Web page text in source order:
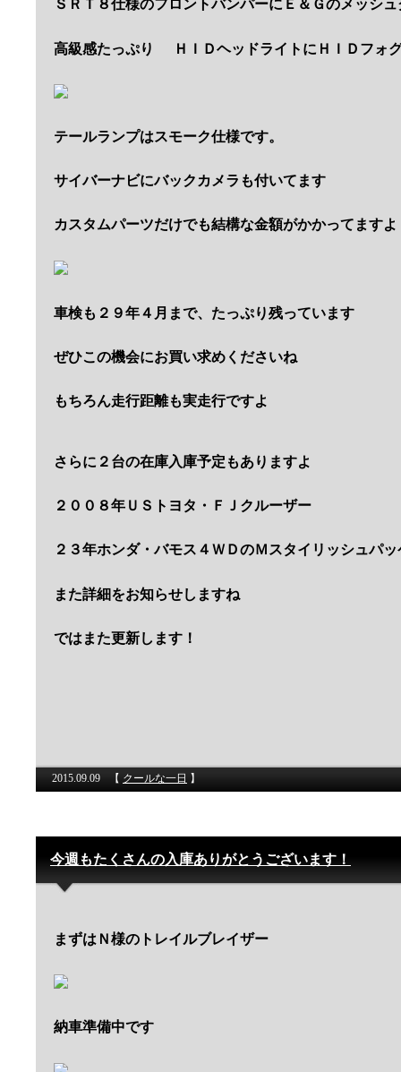
ＳＲＴ８仕様のフロントバンパーにＥ＆Ｇのメッシュ
高級感たっぷり ＨＩＤヘッドライトにＨＩＤフォ
テールランプはスモーク仕様です。
サイバーナビにバックカメラも付いてます
カスタムパーツだけでも結構な金額がかかってますよ
車検も２９年４月まで、たっぷり残っています
ぜひこの機会にお買い求めくださいね
もちろん走行距離も実走行ですよ
さらに２台の在庫入庫予定もありますよ
２００８年ＵＳトヨタ・ＦＪクルーザー
２３年ホンダ・バモス４ＷＤのＭスタイリッシュパ
また詳細をお知らせしますね
ではまた更新します！
2015.09.09 【 クールな一日 】
今週もたくさんの入庫ありがとうございます！
まずはＮ様のトレイルブレイザー
納車準備中です